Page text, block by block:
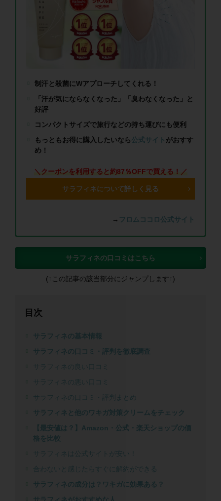
制汗と殺菌にWアプローチしてくれる！
「汗が気にならなくなった」「臭わなくなった」と
好評
コンパクトサイズで旅行などの持ち運びにも便利
もっともお得に購入したいなら公式サイト がおすす
め！
＼クーポンを利用すると約87％OFFで買える！／
サラフィネについて詳しく見る
→ フロムココロ公式サイト
サラフィネの口コミはこちら
(↑この記事の該当部分にジャンプします↑)
目次
サラフィネの基本情報
サラフィネの口コミ・評判を徹底調査
サラフィネの良い口コミ
サラフィネの悪い口コミ
サラフィネの口コミ・評判まとめ
サラフィネと他のワキガ対策クリームをチェック
【最安値は？】Amazon・公式・楽天ショップの価
格を比較
サラフィネは公式サイトが安い！
合わないと感じたらすぐに解約ができる
サラフィネの成分は？ワキガに効果ある？